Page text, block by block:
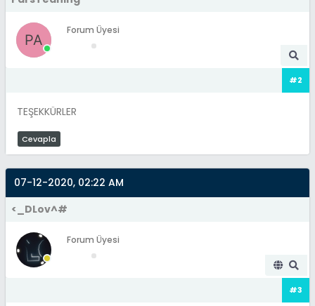
Forum Üyesi
#2
TEŞEKKÜRLER
Cevapla
07-12-2020, 02:22 AM
<_DLov^#
Forum Üyesi
#3